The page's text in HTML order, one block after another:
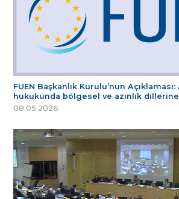
FUEN Başkanlık Kurulu’nun
hukukunda bölgesel ve azınlık
08.05.2026